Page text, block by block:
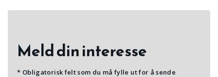
Meld din interesse
* Obligatorisk felt som du må fylle ut for å sende